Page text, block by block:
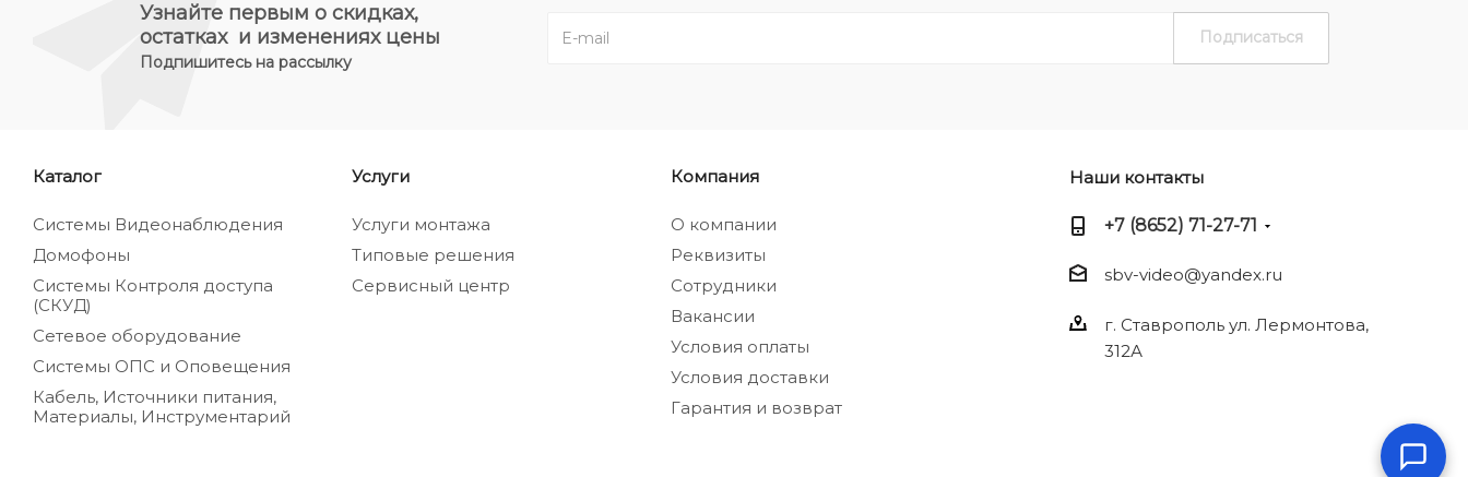
Узнайте первым о скидках,
остатках и изменениях цены
Подпишитесь на рассылку
Каталог
Системы Видеонаблюдения
Домофоны
Системы Контроля доступа
(СКУД)
Сетевое оборудование
Системы ОПС и Оповещения
Кабель, Источники питания,
Материалы, Инструментарий
Услуги
Услуги монтажа
Типовые решения
Сервисный центр
Компания
О компании
Реквизиты
Сотрудники
Вакансии
Условия оплаты
Условия доставки
Гарантия и возврат
Наши контакты
+7 (8652) 71-27-71
sbv-video@yandex.ru
г. Ставрополь ул. Лермонтова,
312А